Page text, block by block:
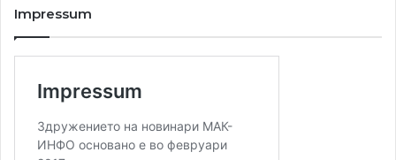
Impressum